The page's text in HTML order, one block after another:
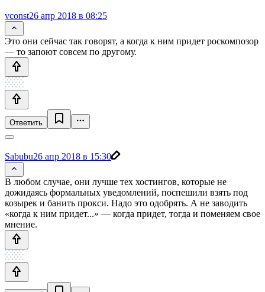
vconst26 апр 2018 в 08:25
Это они сейчас так говорят, а когда к ним придет роскомпозор
— то запоют совсем по другому.
Ответить
Sabubu26 апр 2018 в 15:30
В любом случае, они лучше тех хостингов, которые не
дожидаясь формальных уведомлений, поспешили взять под
козырек и банить прокси. Надо это одобрять. А не заводить
«когда к ним придет...» — когда придет, тогда и поменяем свое
мнение.